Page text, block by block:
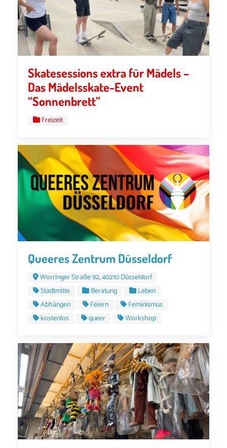
Skatesessions extra für Mädels –
Das Mädelsskate-Event
“Sonnenbrett”
Freizeit
Queeres Zentrum Düsseldorf
Worringer Straße 92, 40210 Düsseldorf
Stadtmitte
Beratung
Leben
Abhängen
Feiern
Feminismus
kostenlos
queer Workshop